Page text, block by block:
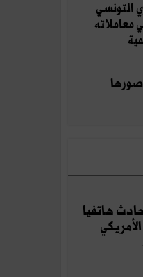
التونسي
معاملاته
صورها
هاتفيا